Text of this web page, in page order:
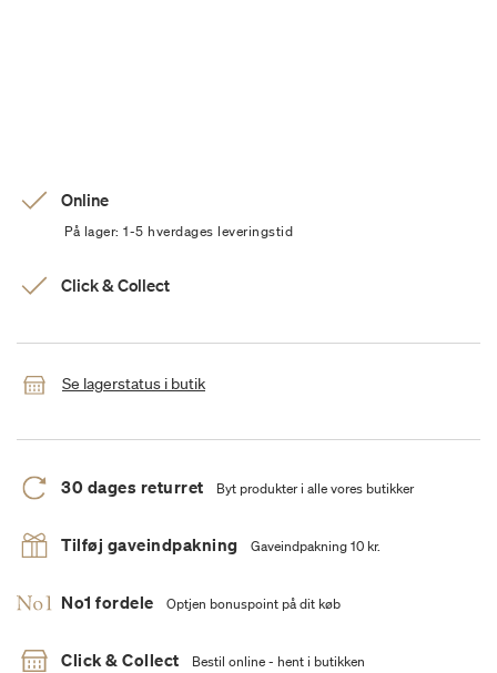
Online
På lager: 1-5 hverdages leveringstid
Click & Collect
Se lagerstatus i butik
30 dages returret Byt produkter i alle vores butikker
Tilføj gaveindpakning Gaveindpakning 10 kr.
No1 fordele Optjen bonuspoint på dit køb
Click & Collect Bestil online - hent i butikken